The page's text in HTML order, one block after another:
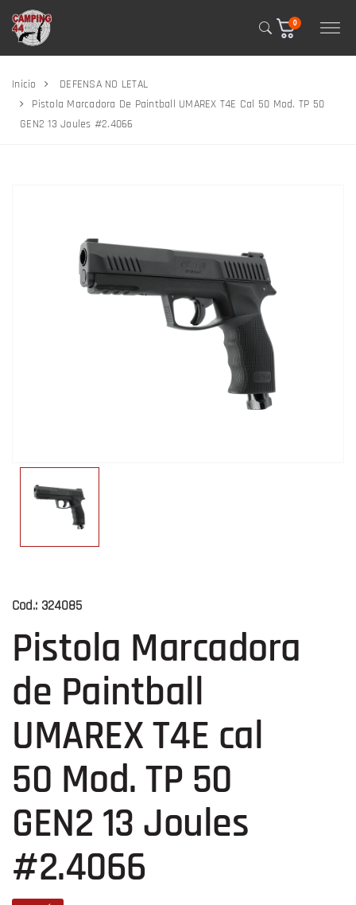
0
Inicio
DEFENSA NO LETAL
Pistola Marcadora De Paintball UMAREX T4E Cal 50 Mod. TP 50
GEN2 13 Joules #2.4066
Cod.: 324085
Pistola Marcadora
de Paintball
UMAREX T4E cal
50 Mod. TP 50
GEN2 13 Joules
#2.4066